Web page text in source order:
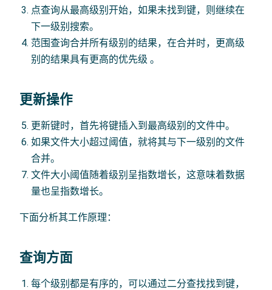
点查询从最高级别开始，如果未找到键，则继续在
下一级别搜索。
范围查询合并所有级别的结果，在合并时，更高级
别的结果具有更高的优先级 。
更新操作
更新键时，首先将键插入到最高级别的文件中。
如果文件大小超过阈值，就将其与下一级别的文件
合并。
文件大小阈值随着级别呈指数增长，这意味着数据
量也呈指数增长。
下面分析其工作原理：
查询方面
每个级别都是有序的，可以通过二分查找找到键，